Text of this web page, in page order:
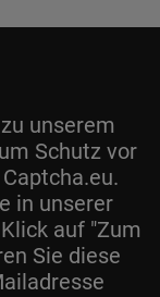
unserem
Schutz vor
in unserer
auf "Zum
Sie diese